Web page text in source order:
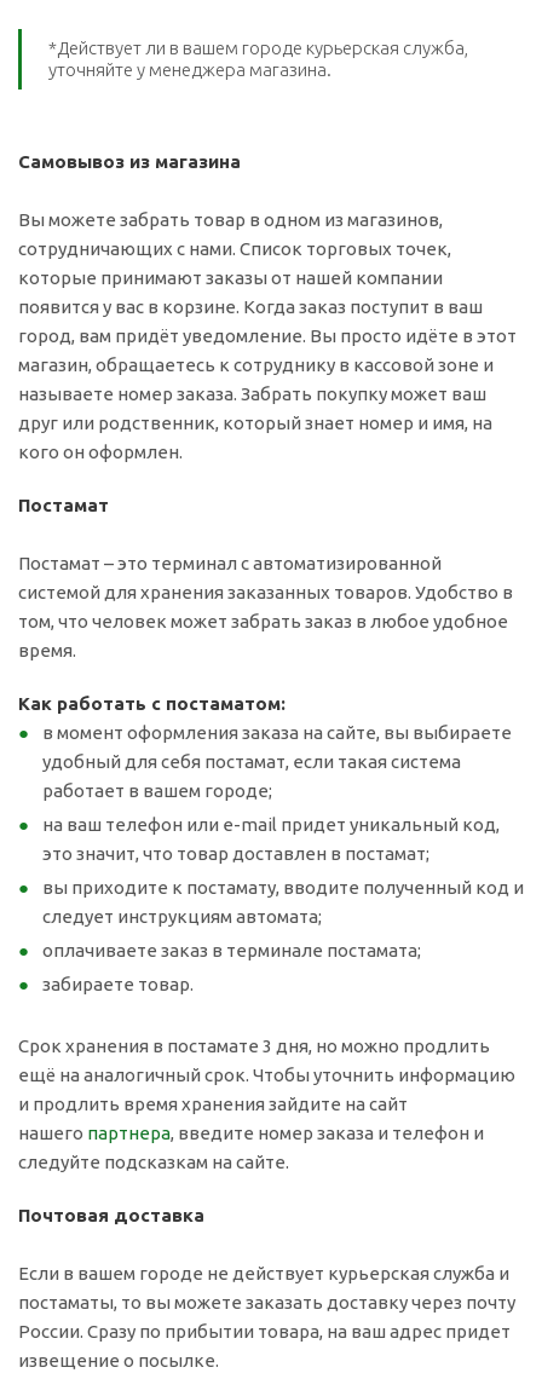
*Действует ли в вашем городе курьерская служба,
уточняйте у менеджера магазина.
Самовывоз из магазина
Вы можете забрать товар в одном из магазинов,
сотрудничающих с нами. Список торговых точек,
которые принимают заказы от нашей компании
появится у вас в корзине. Когда заказ поступит в ваш
город, вам придёт уведомление. Вы просто идёте в этот
магазин, обращаетесь к сотруднику в кассовой зоне и
называете номер заказа. Забрать покупку может ваш
друг или родственник, который знает номер и имя, на
кого он оформлен.
Постамат
Постамат – это терминал с автоматизированной
системой для хранения заказанных товаров. Удобство в
том, что человек может забрать заказ в любое удобное
время.
Как работать с постаматом:
в момент оформления заказа на сайте, вы выбираете
удобный для себя постамат, если такая система
работает в вашем городе;
на ваш телефон или e-mail придет уникальный код,
это значит, что товар доставлен в постамат;
вы приходите к постамату, вводите полученный код и
следует инструкциям автомата;
оплачиваете заказ в терминале постамата;
забираете товар.
Срок хранения в постамате 3 дня, но можно продлить
ещё на аналогичный срок. Чтобы уточнить информацию
и продлить время хранения зайдите на сайт
нашего партнера, введите номер заказа и телефон и
следуйте подсказкам на сайте.
Почтовая доставка
Если в вашем городе не действует курьерская служба и
постаматы, то вы можете заказать доставку через почту
России. Сразу по прибытии товара, на ваш адрес придет
извещение о посылке.